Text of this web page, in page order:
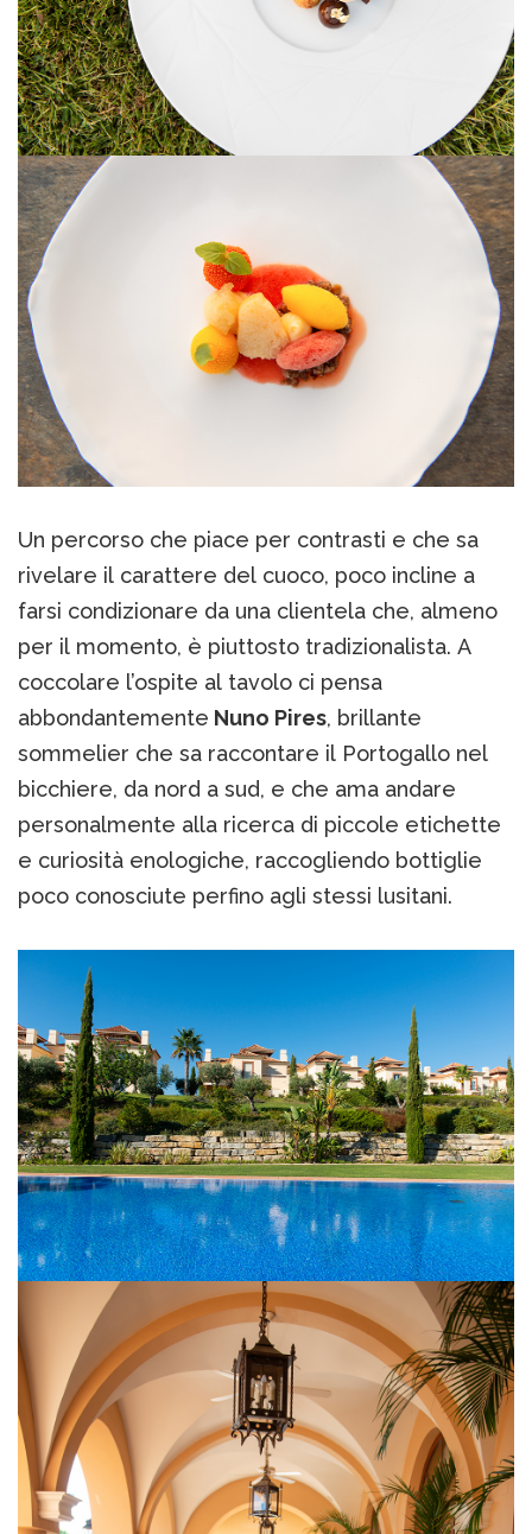
Un percorso che piace per contrasti e che sa
rivelare il carattere del cuoco, poco incline a
farsi condizionare da una clientela che, almeno
per il momento, è piuttosto tradizionalista. A
coccolare l’ospite al tavolo ci pensa
abbondantemente Nuno Pires, brillante
sommelier che sa raccontare il Portogallo nel
bicchiere, da nord a sud, e che ama andare
personalmente alla ricerca di piccole etichette
e curiosità enologiche, raccogliendo bottiglie
poco conosciute perfino agli stessi lusitani.